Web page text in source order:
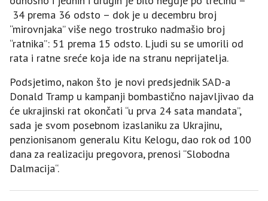
34 prema 36 odsto – dok je u decembru broj
“mirovnjaka” više nego trostruko nadmašio broj
“ratnika”: 51 prema 15 odsto. Ljudi su se umorili od
rata i ratne sreće koja ide na stranu neprijatelja.
Podsjetimo, nakon što je novi predsjednik SAD-a
Donald Tramp u kampanji bombastično najavljivao da
će ukrajinski rat okončati “u prva 24 sata mandata”,
sada je svom posebnom izaslaniku za Ukrajinu,
penzionisanom generalu Kitu Kelogu, dao rok od 100
dana za realizaciju pregovora, prenosi “Slobodna
Dalmacija“.